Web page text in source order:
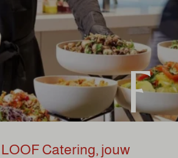
Catering, jouw